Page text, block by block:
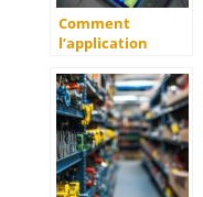
Comment
l’application
gestion de
chantier dans le
secteur de la
construction